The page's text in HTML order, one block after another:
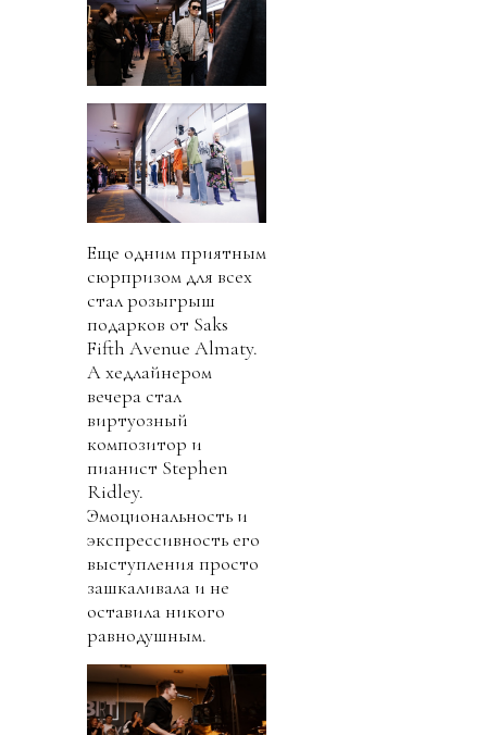
Еще одним приятным
сюрпризом для всех
стал розыгрыш
подарков от Saks
Fifth Avenue Almaty.
А хедлайнером
вечера стал
виртуозный
композитор и
пианист Stephen
Ridley.
Эмоциональность и
экспрессивность его
выступления просто
зашкаливала и не
оставила никого
равнодушным.